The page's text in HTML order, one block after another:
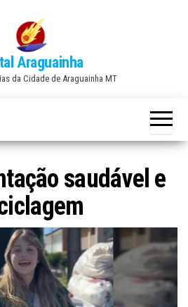
Araguainha
da Cidade de Araguainha MT
saudável e